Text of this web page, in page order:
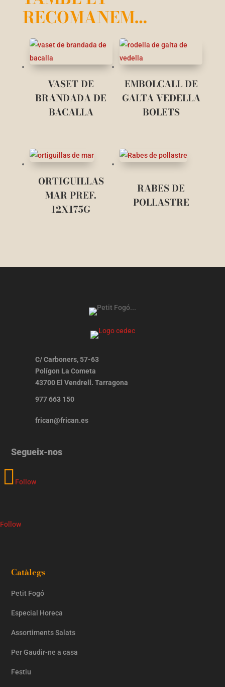
RECOMANEM…
VASET DE
BRANDADA DE
BACALLA
EMBOLCALL DE
GALTA VEDELLA
BOLETS
ORTIGUILLAS
MAR PREF.
12X175G
RABES DE
POLLASTRE
C/ Carboners, 57-63
Polígon La Cometa
43700 El Vendrell. Tarragona
977 663 150
frican@frican.es
Segueix-nos
Follow
Follow
Catàlegs
Petit Fogó
Especial Horeca
Assortiments Salats
Per Gaudir-ne a casa
Festiu